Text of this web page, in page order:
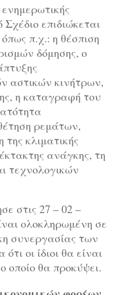
επιδιώκεται
π.χ.: η θέσπιση
δόμησης, ο
αστικών κινήτρων,
η καταγραφή του
ρεμάτων,
κλιματικής
ανάγκης, τη
τεχνολογικών
στις 27 – 02 –
ολοκληρωμένη σε
συνεργασίας των
οι ίδιοι θα είναι
οποίο θα προκύψει.